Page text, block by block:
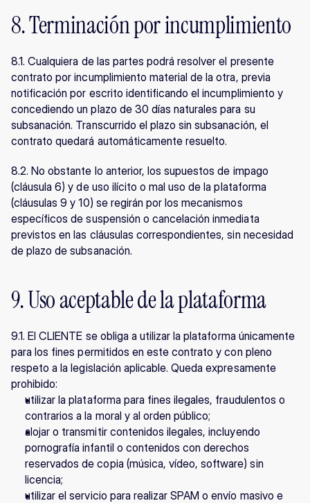
8. Terminación por incumplimiento
8.1. Cualquiera de las partes podrá resolver el presente
contrato por incumplimiento material de la otra, previa
notificación por escrito identificando el incumplimiento y
concediendo un plazo de 30 días naturales para su
subsanación. Transcurrido el plazo sin subsanación, el
contrato quedará automáticamente resuelto.
8.2. No obstante lo anterior, los supuestos de impago
(cláusula 6) y de uso ilícito o mal uso de la plataforma
(cláusulas 9 y 10) se regirán por los mecanismos
específicos de suspensión o cancelación inmediata
previstos en las cláusulas correspondientes, sin necesidad
de plazo de subsanación.
9. Uso aceptable de la plataforma
9.1. El CLIENTE se obliga a utilizar la plataforma únicamente
para los fines permitidos en este contrato y con pleno
respeto a la legislación aplicable. Queda expresamente
prohibido:
utilizar la plataforma para fines ilegales, fraudulentos o
contrarios a la moral y al orden público;
alojar o transmitir contenidos ilegales, incluyendo
pornografía infantil o contenidos con derechos
reservados de copia (música, vídeo, software) sin
licencia;
utilizar el servicio para realizar SPAM o envío masivo e